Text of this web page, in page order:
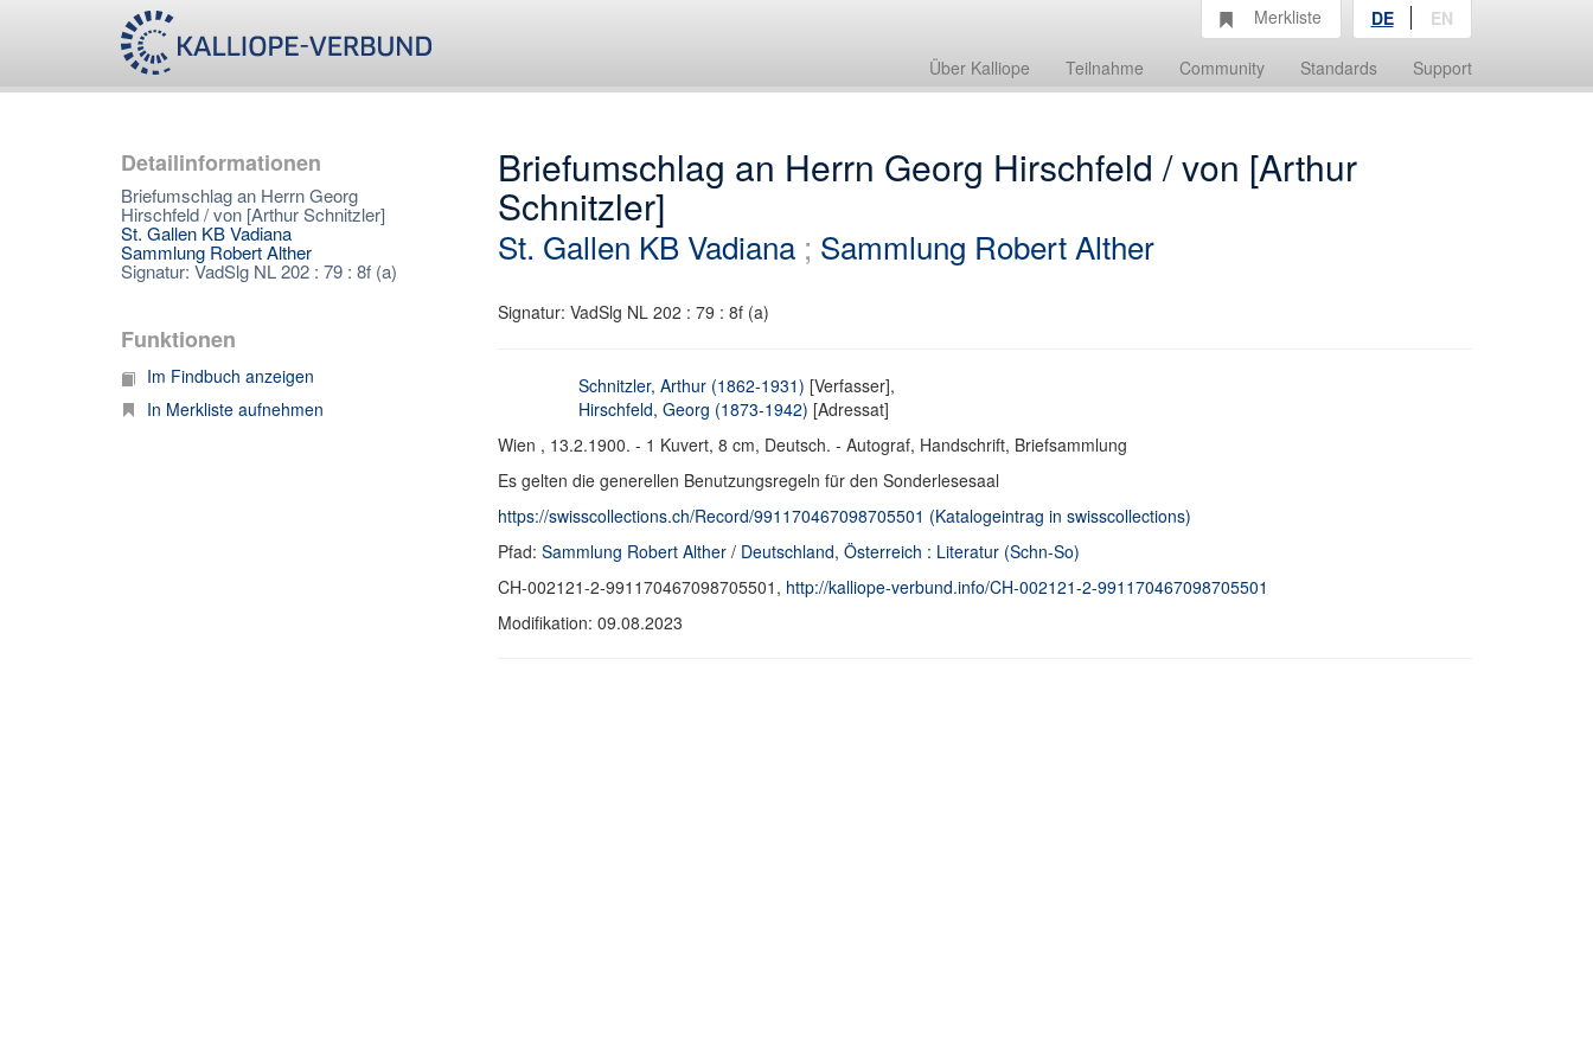
Über Kalliope Teilnahme Community Standards Support
Merkliste DE EN
Detailinformationen
Briefumschlag an Herrn Georg
Hirschfeld / von [Arthur Schnitzler]
St. Gallen KB Vadiana
Sammlung Robert Alther
Signatur: VadSlg NL 202 : 79 : 8f (a)
Funktionen
Im Findbuch anzeigen
In Merkliste aufnehmen
Briefumschlag an Herrn Georg Hirschfeld / von [Arthur
Schnitzler]
St. Gallen KB Vadiana ; Sammlung Robert Alther
Signatur: VadSlg NL 202 : 79 : 8f (a)
Schnitzler, Arthur (1862-1931) [Verfasser],
Hirschfeld, Georg (1873-1942) [Adressat]
Wien , 13.2.1900. - 1 Kuvert, 8 cm, Deutsch. - Autograf, Handschrift, Briefsammlung
Es gelten die generellen Benutzungsregeln für den Sonderlesesaal
https://swisscollections.ch/Record/991170467098705501 (Katalogeintrag in swisscollections)
Pfad: Sammlung Robert Alther/ Deutschland, Österreich : Literatur (Schn-So)
CH-002121-2-991170467098705501, http://kalliope-verbund.info/CH-002121-2-991170467098705501
Modifikation: 09.08.2023